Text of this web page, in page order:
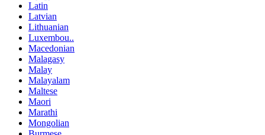
Latin
Latvian
Lithuanian
Luxembou..
Macedonian
Malagasy
Malay
Malayalam
Maltese
Maori
Marathi
Mongolian